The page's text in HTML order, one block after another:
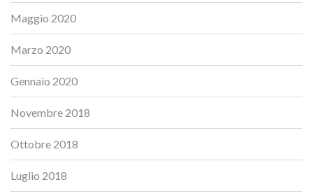
Maggio 2020
Marzo 2020
Gennaio 2020
Novembre 2018
Ottobre 2018
Luglio 2018